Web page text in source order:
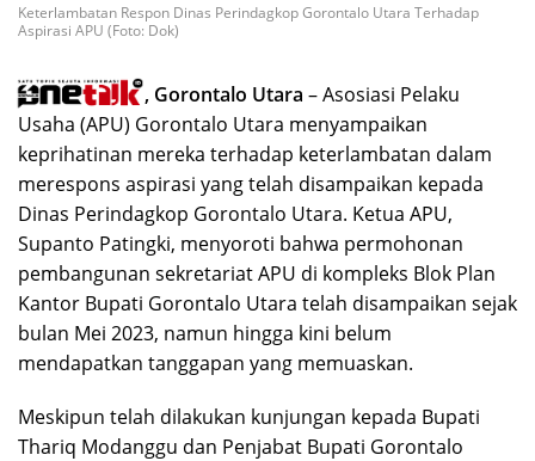
Keterlambatan Respon Dinas Perindagkop Gorontalo Utara Terhadap
Aspirasi APU (Foto: Dok)
, Gorontalo Utara – Asosiasi Pelaku
Usaha (APU) Gorontalo Utara menyampaikan
keprihatinan mereka terhadap keterlambatan dalam
merespons aspirasi yang telah disampaikan kepada
Dinas Perindagkop Gorontalo Utara. Ketua APU,
Supanto Patingki, menyoroti bahwa permohonan
pembangunan sekretariat APU di kompleks Blok Plan
Kantor Bupati Gorontalo Utara telah disampaikan sejak
bulan Mei 2023, namun hingga kini belum
mendapatkan tanggapan yang memuaskan.
Meskipun telah dilakukan kunjungan kepada Bupati
Thariq Modanggu dan Penjabat Bupati Gorontalo